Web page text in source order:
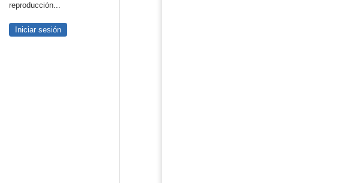
reproducción...
Iniciar sesión